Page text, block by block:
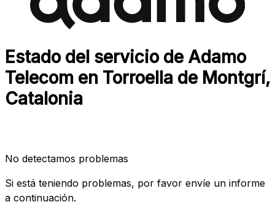
Estado del servicio de Adamo
Telecom en Torroella de Montgrí,
Catalonia
No detectamos problemas
Si está teniendo problemas, por favor envíe un informe
a continuación.